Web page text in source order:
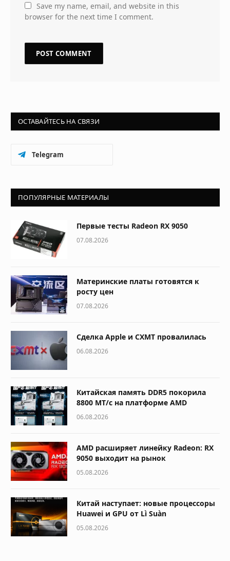
Save my name, email, and website in this
browser for the next time I comment.
ОСТАВАЙТЕСЬ НА СВЯЗИ
Telegram
ПОПУЛЯРНЫЕ МАТЕРИАЛЫ
Первые тесты Radeon RX 9050
07.08.2026
Материнские платы готовятся к
росту цен
07.08.2026
Сделка Apple и CXMT провалилась
06.08.2026
Китайская память DDR5 покорила
8800 МТ/с на платформе AMD
06.08.2026
AMD расширяет линейку Radeon: RX
9050 выходит на рынок
05.08.2026
Китай наступает: новые процессоры
Huawei и GPU от Lì Suàn
05.08.2026